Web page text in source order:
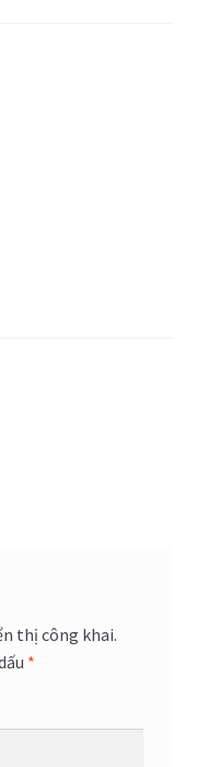
thị công khai.
*